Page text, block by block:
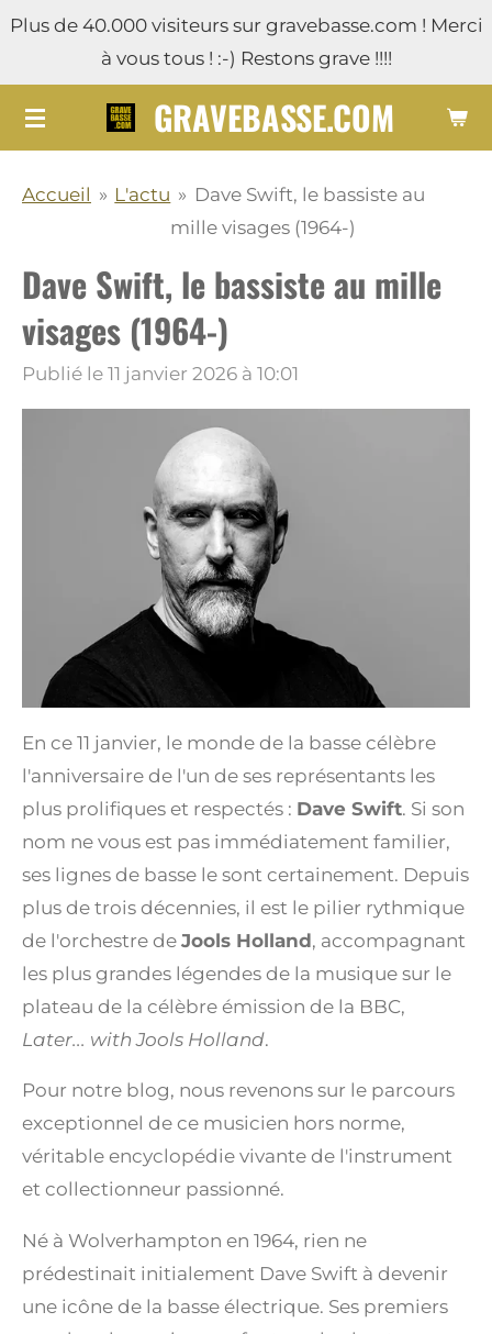
Passer
contenu
principal
GRAVEBASSE.COM
Plus de 40.000 visiteurs sur gravebasse.com ! Merci
à vous tous ! :-) Restons grave !!!!
Accueil » L'actu » Dave Swift, le bassiste au
mille visages (1964-)
Dave Swift, le bassiste au mille
visages (1964-)
Publié le 11 janvier 2026 à 10:01
En ce 11 janvier, le monde de la basse célèbre
l'anniversaire de l'un de ses représentants les
plus prolifiques et respectés : Dave Swift. Si son
nom ne vous est pas immédiatement familier,
ses lignes de basse le sont certainement. Depuis
plus de trois décennies, il est le pilier rythmique
de l'orchestre de Jools Holland, accompagnant
les plus grandes légendes de la musique sur le
plateau de la célèbre émission de la BBC,
Later... with Jools Holland.
Pour notre blog, nous revenons sur le parcours
exceptionnel de ce musicien hors norme,
véritable encyclopédie vivante de l'instrument
et collectionneur passionné.
Né à Wolverhampton en 1964, rien ne
prédestinait initialement Dave Swift à devenir
une icône de la basse électrique. Ses premiers